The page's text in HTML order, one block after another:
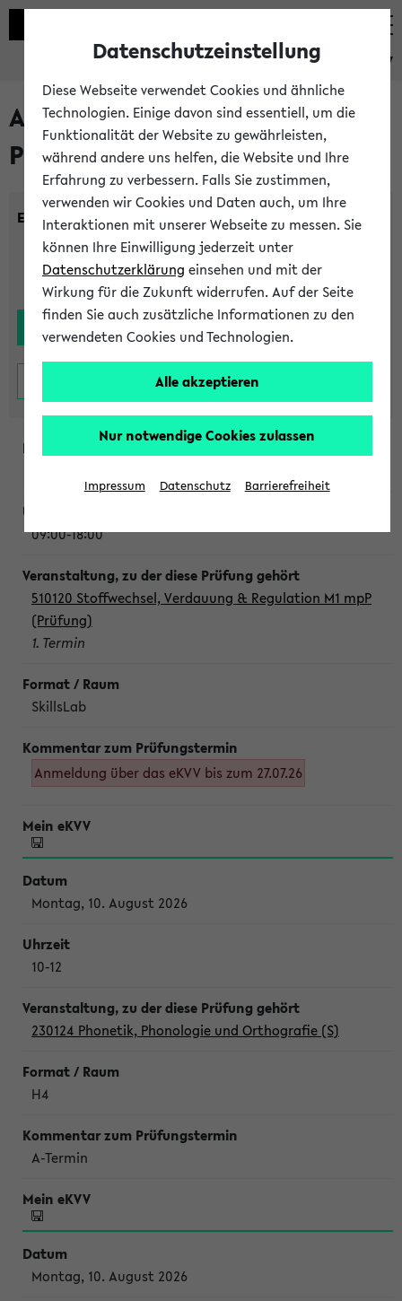
eKVV
Alle noch stattfindenden
Prüfungen
Einrichtung:
09:00-18:00
510120 Stoffwechsel, Verdauung & Regulation M1 mpP
(Prüfung)
1. Termin
SkillsLab
Anmeldung über das eKVV bis zum 27.07.26
Montag, 10. August 2026
10-12
230124 Phonetik, Phonologie und Orthografie (S)
H4
A-Termin
Montag, 10. August 2026
Datenschutzeinstellung
Diese Webseite verwendet Cookies und ähnliche
Technologien. Einige davon sind essentiell, um die
Funktionalität der Website zu gewährleisten,
während andere uns helfen, die Website und Ihre
Erfahrung zu verbessern. Falls Sie zustimmen,
verwenden wir Cookies und Daten auch, um Ihre
Interaktionen mit unserer Webseite zu messen. Sie
können Ihre Einwilligung jederzeit unter
Datenschutzerklärung einsehen und mit der
Wirkung für die Zukunft widerrufen. Auf der Seite
finden Sie auch zusätzliche Informationen zu den
verwendeten Cookies und Technologien.
Alle akzeptieren
Nur notwendige Cookies zulassen
Impressum Datenschutz Barrierefreiheit